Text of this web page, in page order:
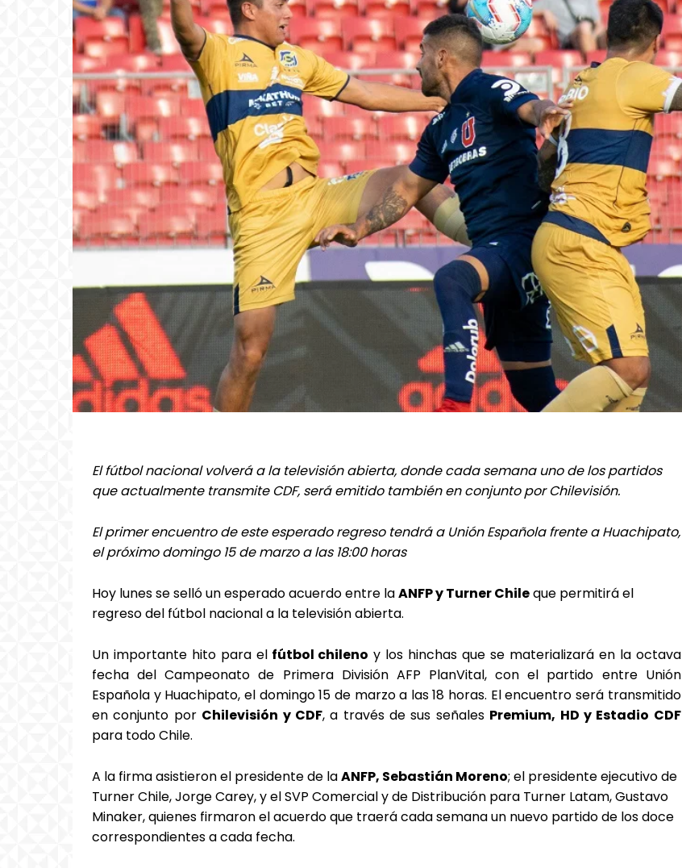
El fútbol nacional volverá a la televisión abierta, donde cada semana uno de los partidos
que actualmente transmite CDF, será emitido también en conjunto por Chilevisión.
El primer encuentro de este esperado regreso tendrá a Unión Española frente a Huachipato,
el próximo domingo 15 de marzo a las 18:00 horas
Hoy lunes se selló un esperado acuerdo entre laANFP y Turner Chileque permitirá el
regreso del fútbol nacional a la televisión abierta.
Un importante hito para elfútbol chileno y los hinchas que se materializará en la octava
fecha del Campeonato de Primera División AFP PlanVital, con el partido entre Unión
Española y Huachipato, el domingo 15 de marzo a las 18 horas. El encuentro será transmitido
en conjunto por Chilevisión y CDF, a través de sus señales Premium, HD y Estadio CDF
para todo Chile.
A la firma asistieron el presidente de laANFP, Sebastián Moreno; el presidente ejecutivo de
Turner Chile, Jorge Carey, y el SVP Comercial y de Distribución para Turner Latam, Gustavo
Minaker, quienes firmaron el acuerdo que traerá cada semana un nuevo partido de los doce
correspondientes a cada fecha.